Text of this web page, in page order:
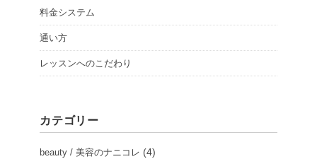
料金システム
通い方
レッスンへのこだわり
カテゴリー
beauty / 美容のナニコレ (4)